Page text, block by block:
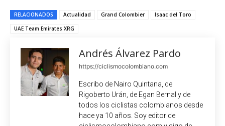
RELACIONADOS Actualidad Grand Colombier
Isaac del Toro
UAE Team Emirates XRG
Andrés Álvarez Pardo
https://ciclismocolombiano.com
Escribo de Nairo Quintana, de
Rigoberto Urán, de Egan Bernal y de
todos los ciclistas colombianos desde
hace ya 10 años. Soy editor de